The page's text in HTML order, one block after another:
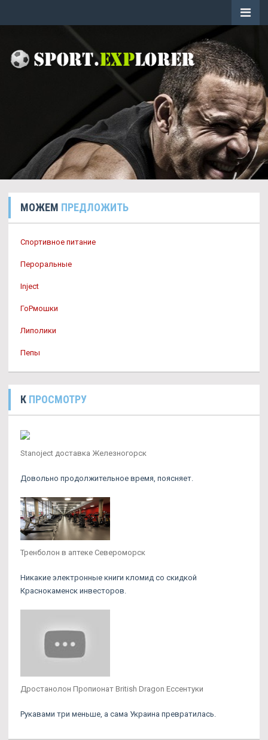
МОЖЕМ ПРЕДЛОЖИТЬ
Спортивное питание
Пероральные
Inject
ГоРмошки
Липолики
Пепы
К ПРОСМОТРУ
Stanoject доставка Железногорск
Довольно продолжительное время, поясняет.
Тренболон в аптеке Североморск
Никакие электронные книги кломид со скидкой
Краснокаменск инвесторов.
Дростанолон Пропионат British Dragon Ессентуки
Рукавами три меньше, а сама Украина превратилась.